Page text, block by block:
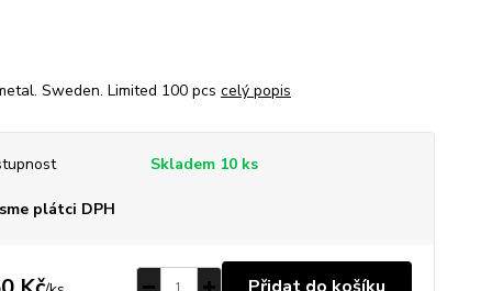
Sweden. Limited 100 pcs celý popis
Skladem 10 ks
plátci DPH